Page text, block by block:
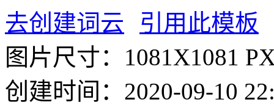
去创建词云
引用此模板
图片尺寸： 1081X1081
创建时间： 2020-09-10